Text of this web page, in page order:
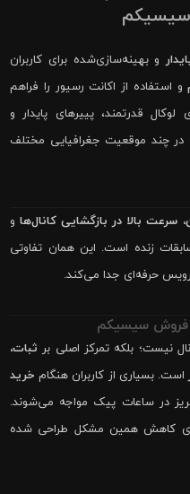
سیسیکم
و بهینه‌سازی‌شده برای کاربران
و استفاده از اکانت رسیور را فراهم
قدرتمند، پییرهای پایدار و
چند موقعیت جغرافیایی مختلف
سرعت بالا در بازگشایی کانال‌هاو
زنده است. این همان تفاوتی
حرفه‌ای جدا می‌کند.
فروش سیسیکم
نیست؛ بلکه تمرکز اصلی بر ثبات،
است. بسیاری از کاربران هنگام خرید
در ساعات پیک مواجه می‌شوند.
کاهش همین مشکل طراحی شده